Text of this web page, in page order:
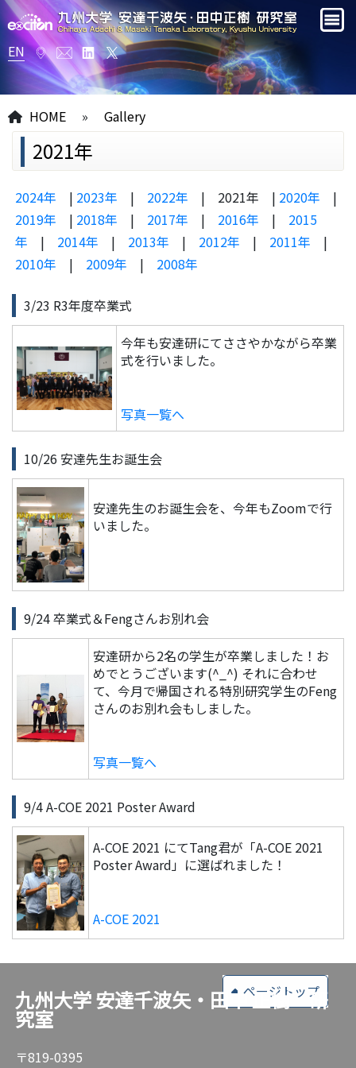
EN
HOME » Gallery
2021年
2024年 | 2023年 | 2022年 | 2021年 | 2020年 |
2019年 | 2018年 | 2017年 | 2016年 | 2015
年 | 2014年 | 2013年 | 2012年 | 2011年 |
2010年 | 2009年 | 2008年
3/23 R3年度卒業式
今年も安達研にてささやかながら卒業
式を行いました。
写真一覧へ
10/26 安達先生お誕生会
安達先生のお誕生会を、今年もZoomで行
いました。
9/24 卒業式＆Fengさんお別れ会
安達研から2名の学生が卒業しました！お
めでとうございます(^_^) それに合わせ
て、今月で帰国される特別研究学生のFeng
さんのお別れ会もしました。
写真一覧へ
9/4 A-COE 2021 Poster Award
A-COE 2021 にてTang君が「A-COE 2021
Poster Award」に選ばれました！
A-COE 2021
ページトップ
九州大学 安達千波矢・田中 正樹 研
究室
〒819-0395